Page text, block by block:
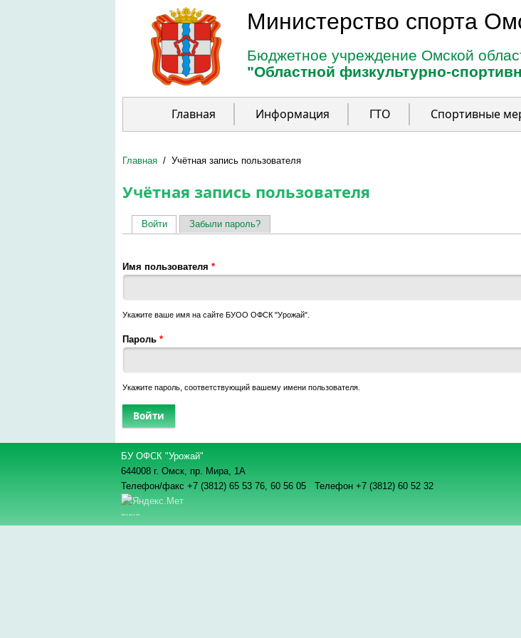
Министерство спорта
Бюджетное учреждение Омской
"Областной физкультурно-
Главная
Информация ГТО Спортивные
Главная / Учётная запись пользователя
Учётная запись пользователя
Войти(активная вкладка)
Забыли пароль?
Имя пользователя *
Укажите ваше имя на сайте БУОО ОФСК "Урожай".
Пароль *
Укажите пароль, соответствующий вашему имени пользователя.
БУ ОФСК "Урожай"
644008 г. Омск, пр. Мира, 1А
Телефон/факс +7 (3812) 65 53 76, 60 56 05 Телефон +7 (3812) 60 52 32